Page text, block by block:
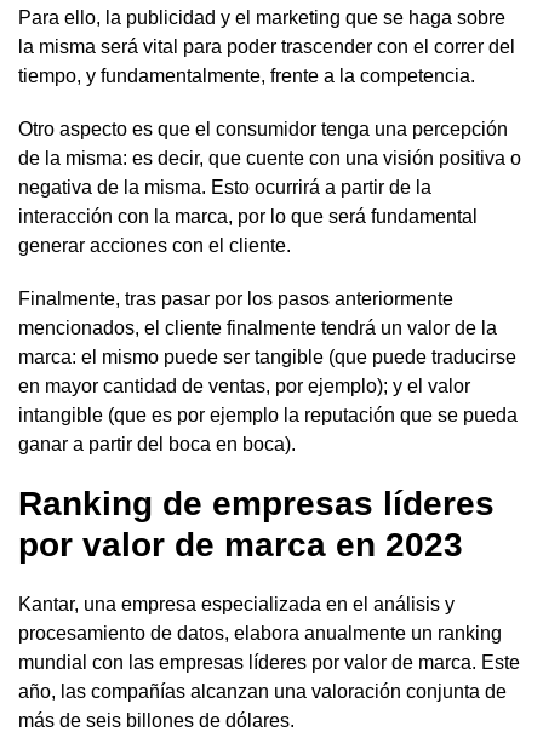
Para ello, la publicidad y el marketing que se haga sobre
la misma será vital para poder trascender con el correr del
tiempo, y fundamentalmente, frente a la competencia.
Otro aspecto es que el consumidor tenga una percepción
de la misma: es decir, que cuente con una visión positiva o
negativa de la misma. Esto ocurrirá a partir de la
interacción con la marca, por lo que será fundamental
generar acciones con el cliente.
Finalmente, tras pasar por los pasos anteriormente
mencionados, el cliente finalmente tendrá un valor de la
marca: el mismo puede ser tangible (que puede traducirse
en mayor cantidad de ventas, por ejemplo); y el valor
intangible (que es por ejemplo la reputación que se pueda
ganar a partir del boca en boca).
Ranking de empresas líderes
por valor de marca en 2023
Kantar, una empresa especializada en el análisis y
procesamiento de datos, elabora anualmente un ranking
mundial con las empresas líderes por valor de marca. Este
año, las compañías alcanzan una valoración conjunta de
más de seis billones de dólares.